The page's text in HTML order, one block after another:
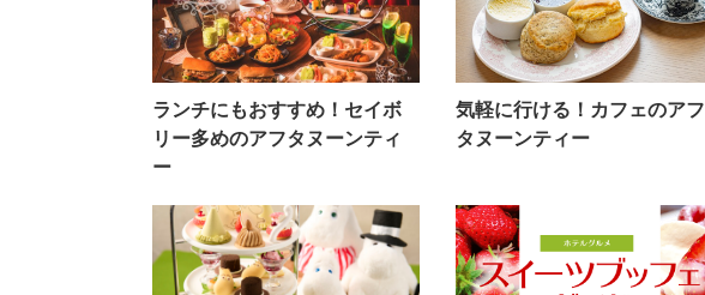
ランチにもおすすめ！セイボ
リー多めのアフタヌーンティ
ー
気軽に行ける！カフェのアフ
タヌーンティー